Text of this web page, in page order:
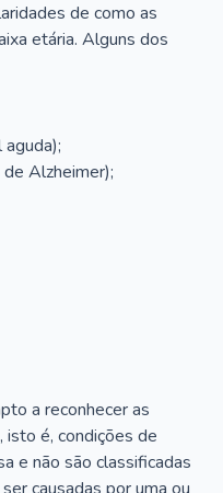
de como as
etária. Alguns dos
Alzheimer);
a reconhecer as
isto é, condições de
e não são classificadas